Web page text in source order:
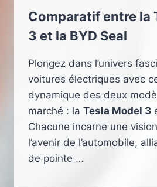
Comparatif entre la
3 et la BYD Seal
Plongez dans l’univers
voitures électriques avec
dynamique des deux
marché : la Tesla Model 3
Chacune incarne une
l’avenir de l’automobile,
de pointe …